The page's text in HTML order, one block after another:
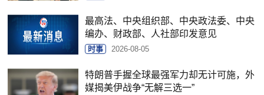
最高法、中央组织部、中央政法委、中央
编办、财政部、人社部印发意见
时事 2026-08-05
特朗普手握全球最强军力却无计可施，外
媒揭美伊战争“无解三选一”